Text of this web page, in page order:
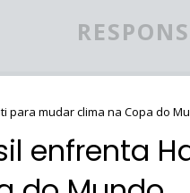
para mudar clima na Copa do
enfrenta